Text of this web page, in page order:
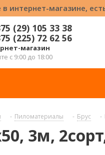
в интернет-магазине,
(29) 105 33 38
(225) 72 62 56
магазин
с 9:00 до 18:00
- Пиломатериалы - Брус -
3м,